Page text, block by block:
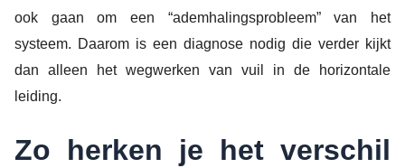
ook gaan om een “ademhalingsprobleem” van het
systeem. Daarom is een diagnose nodig die verder kijkt
dan alleen het wegwerken van vuil in de horizontale
leiding.
Zo herken je het verschil